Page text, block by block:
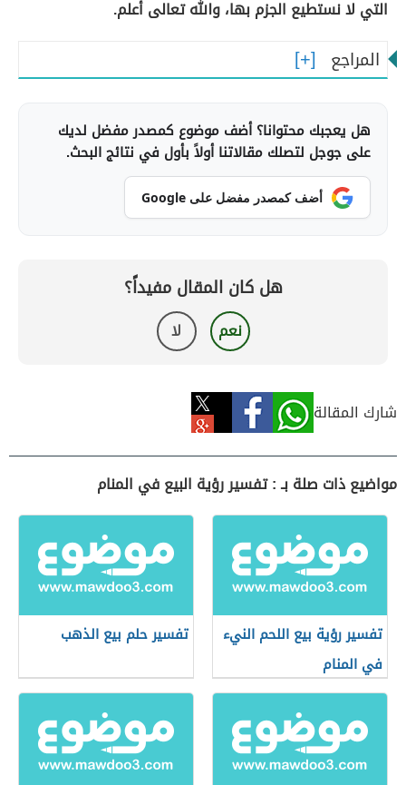
التي لا نستطيع الجزم بها، والله تعالى أعلم.
المراجع
هل يعجبك محتوانا؟ أضف موضوع كمصدر مفضل لديك
على جوجل لتصلك مقالاتنا أولاً بأول في نتائج البحث.
أضف كمصدر مفضل على Google
هل كان المقال مفيداً؟
نعم لا
شارك المقالة
مواضيع ذات صلة بـ : تفسير رؤية البيع في المنام
تفسير رؤية بيع اللحم النيء
في المنام
تفسير حلم بيع الذهب